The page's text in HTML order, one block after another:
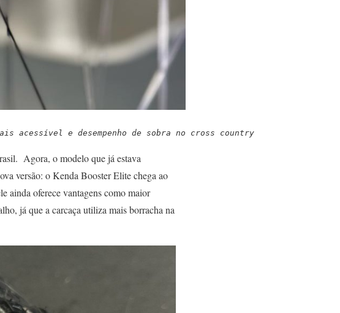
acessível e desempenho de sobra no cross country
Agora, o modelo que já estava
versão: o Kenda Booster Elite chega ao
ainda oferece vantagens como maior
já que a carcaça utiliza mais borracha na